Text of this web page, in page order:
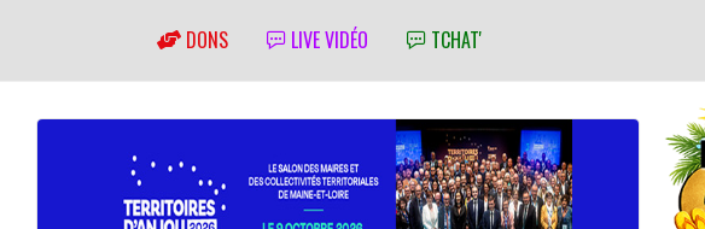
DONS LIVE VIDÉO TCHAT'